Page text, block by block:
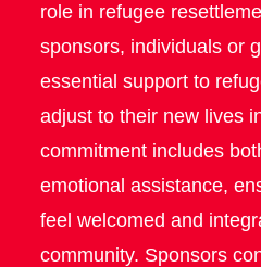
role in refugee
sponsors, individuals or
essential support to
adjust to their new lives
commitment includes
emotional assistance,
feel welcomed and
community. Sponsors